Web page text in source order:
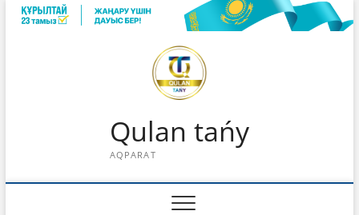
Skip
Qulan tańy
AQPARAT